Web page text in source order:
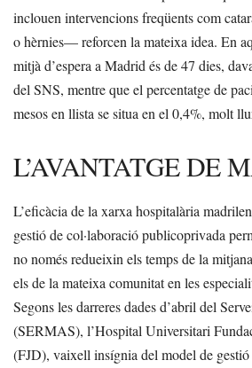
inclouen intervencions freqüents com
o hèrnies— reforcen la mateixa idea. En
mitjà d’espera a Madrid és de 47 dies,
del SNS, mentre que el percentatge de
mesos en llista se situa en el 0,4%, molt
L’AVANTATGE DE
L’eficàcia de la xarxa hospitalària
gestió de col·laboració publicoprivada
no només redueixin els temps de la
els de la mateixa comunitat en les
Segons les darreres dades d’abril del
(SERMAS), l’Hospital Universitari
(FJD), vaixell insígnia del model de